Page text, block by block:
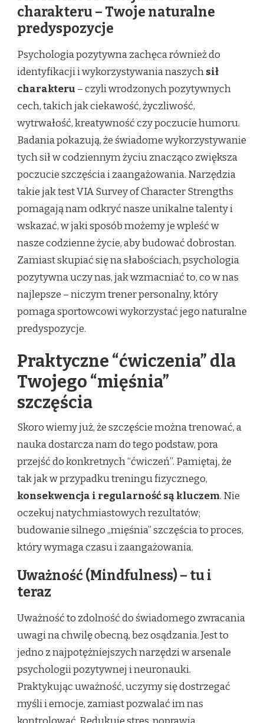
charakteru – Twoje naturalne
predyspozycje
Psychologia pozytywna zachęca również do
identyfikacji i wykorzystywania naszychsił
charakteru – czyli wrodzonych pozytywnych
cech, takich jak ciekawość, życzliwość,
wytrwałość, kreatywność czy poczucie humoru.
Badania pokazują, że świadome wykorzystywanie
tych sił w codziennym życiu znacząco zwiększa
poczucie szczęścia i zaangażowania. Narzędzia
takie jak test VIA Survey of Character Strengths
pomagają nam odkryć nasze unikalne talenty i
wskazać, w jaki sposób możemy je wpleść w
nasze codzienne życie, aby budować dobrostan.
Zamiast skupiać się na słabościach, psychologia
pozytywna uczy nas, jak wzmacniać to, co w nas
najlepsze – niczym trener personalny, który
pomaga sportowcowi wykorzystać jego naturalne
predyspozycje.
Praktyczne “ćwiczenia” dla
Twojego “mięśnia”
szczęścia
Skoro wiemy już, że szczęście można trenować, a
nauka dostarcza nam do tego podstaw, pora
przejść do konkretnych “ćwiczeń”. Pamiętaj, że
tak jak w przypadku treningu fizycznego,
konsekwencja i regularność są kluczem. Nie
oczekuj natychmiastowych rezultatów;
budowanie silnego „mięśnia” szczęścia to proces,
który wymaga czasu i zaangażowania.
Uważność (Mindfulness) – tu i
teraz
Uważność to zdolność do świadomego zwracania
uwagi na chwilę obecną, bez osądzania. Jest to
jedno z najpotężniejszych narzędzi w arsenale
psychologii pozytywnej i neuronauki.
Praktykując uważność, uczymy się dostrzegać
myśli i emocje, zamiast pozwalać im nas